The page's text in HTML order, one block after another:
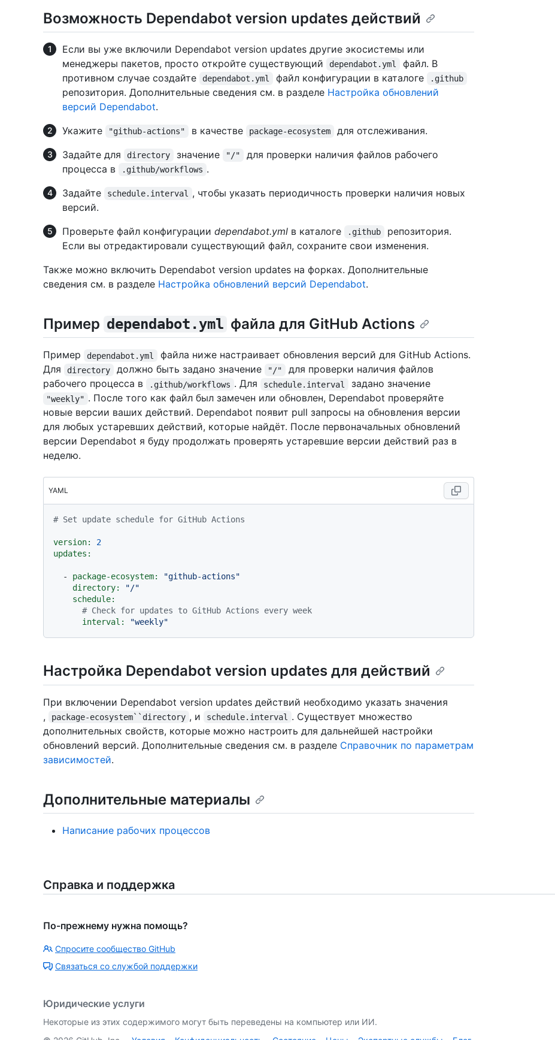
Возможность Dependabot version updates действий
Если вы уже включили Dependabot version updates другие экосистемы или
менеджеры пакетов, просто откройте существующий
dependabot.yml
файл. В
противном случае создайте
dependabot.yml файл конфигурации в каталоге .github
репозитория. Дополнительные сведения см. в разделе Настройка обновлений
версий Dependabot.
Укажите
"github-actions" в качестве package-ecosystem
для отслеживания.
Задайте для
directory значение "/"
для проверки наличия файлов рабочего
процесса в
.github/workflows .
Задайте
schedule.interval
, чтобы указать периодичность проверки наличия новых
версий.
Проверьте файл конфигурации dependabot.yml в каталоге .github
репозитория.
Если вы отредактировали существующий файл, сохраните свои изменения.
Также можно включить Dependabot version updates на форках. Дополнительные
сведения см. в разделе Настройка обновлений версий Dependabot.
Пример dependabot.yml файла для GitHub Actions
Пример dependabot.yml
файла ниже настраивает обновления версий для GitHub Actions.
Для
directory должно быть задано значение "/"
для проверки наличия файлов
рабочего процесса в
.github/workflows . Для schedule.interval задано значение
"weekly" . После того как файл был замечен или обновлен, Dependabot проверяйте
новые версии ваших действий. Dependabot появит pull запросы на обновления версии
для любых устаревших действий, которые найдёт. После первоначальных обновлений
версии Dependabot я буду продолжать проверять устаревшие версии действий раз в
неделю.
YAML
# Set update schedule for GitHub Actions
version:
2
updates:
- package-ecosystem:
"github-actions"
directory:
"/"
schedule:
# Check for updates to GitHub Actions every week
interval:
"weekly"
Настройка Dependabot version updates для действий
При включении Dependabot version updates действий необходимо указать значения
,
package-ecosystem``directory , и schedule.interval
. Существует множество
дополнительных свойств, которые можно настроить для дальнейшей настройки
обновлений версий. Дополнительные сведения см. в разделе Справочник по параметрам
зависимостей.
Дополнительные материалы
Написание рабочих процессов
Справка и поддержка
По-прежнему нужна помощь?
Спросите сообщество GitHub
Связаться со службой поддержки
Юридические услуги
Некоторые из этих содержимого могут быть переведены на компьютер или ИИ.